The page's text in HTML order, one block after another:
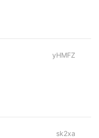
yHMFZ
sk2xa